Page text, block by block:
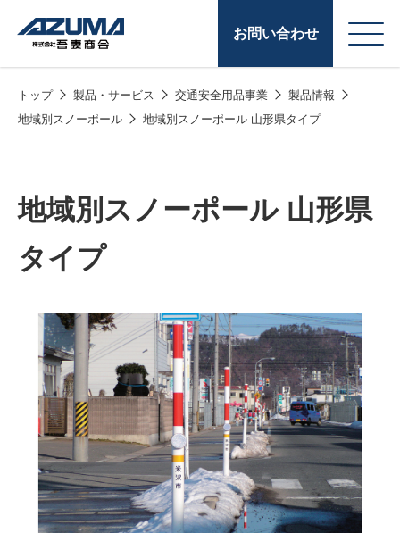
お問い合わせ
株式会社吾妻商会 会
社案内
会
要
製品・サービス
原燃料事業
燃料小口配送
給油カード
(ガソリンカード)
コークス・鋳物
トップ 製品・サービス 交通安全用品事業
製品情報
地域別スノーポール
地域別スノーポール 山形県タイプ
地域別スノーポール 山形県
タイプ